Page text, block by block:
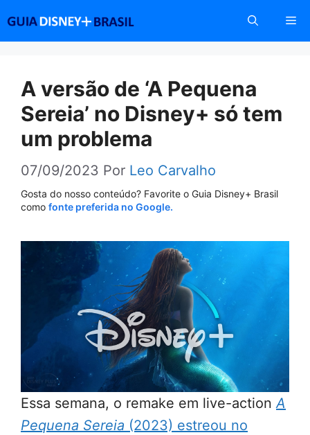
conteúdo
A versão de ‘A Pequena
Sereia’ no Disney+ só tem
um problema
07/09/2023 Por Leo Carvalho
Gosta do nosso conteúdo? Favorite o Guia Disney+ Brasil
como fonte preferida no Google.
Essa semana, o remake em live-actionA
Pequena Sereia (2023) estreou no